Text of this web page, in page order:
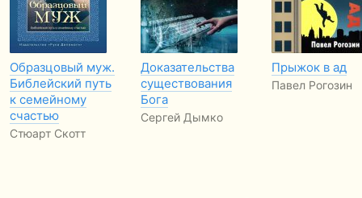
Образцовый муж.
Библейский путь
к семейному
счастью
Стюарт Скотт
Доказательства
существования
Бога
Сергей Дымко
Прыжок в ад
Павел Рогозин